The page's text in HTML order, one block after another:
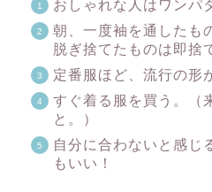
おしゃれな人はワンパ
朝、一度袖を通したも
脱ぎ捨てたものは即捨
定番服ほど、流行の形
すぐ着る服を買う。（
と。）
自分に合わないと感じ
もいい！